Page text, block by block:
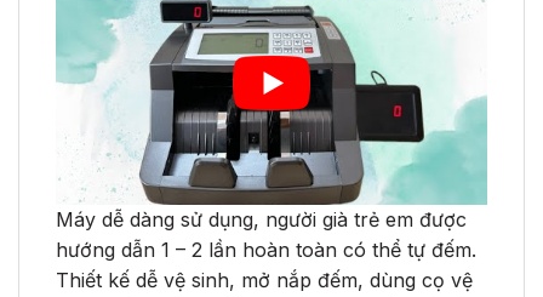
Máy dễ dàng sử dụng, người già trẻ em được
hướng dẫn 1 – 2 lần hoàn toàn có thể tự đếm.
Thiết kế dễ vệ sinh, mở nắp đếm, dùng cọ vệ